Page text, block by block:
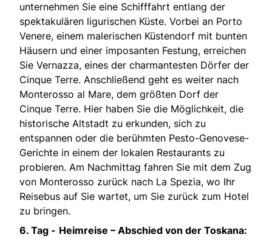
unternehmen Sie eine Schifffahrt entlang der
spektakulären ligurischen Küste. Vorbei an Porto
Venere, einem malerischen Küstendorf mit bunten
Häusern und einer imposanten Festung, erreichen
Sie Vernazza, eines der charmantesten Dörfer der
Cinque Terre. Anschließend geht es weiter nach
Monterosso al Mare, dem größten Dorf der
Cinque Terre. Hier haben Sie die Möglichkeit, die
historische Altstadt zu erkunden, sich zu
entspannen oder die berühmten Pesto-Genovese-
Gerichte in einem der lokalen Restaurants zu
probieren. Am Nachmittag fahren Sie mit dem Zug
von Monterosso zurück nach La Spezia, wo Ihr
Reisebus auf Sie wartet, um Sie zurück zum Hotel
zu bringen.
6. Tag - Heimreise – Abschied von der Toskana: